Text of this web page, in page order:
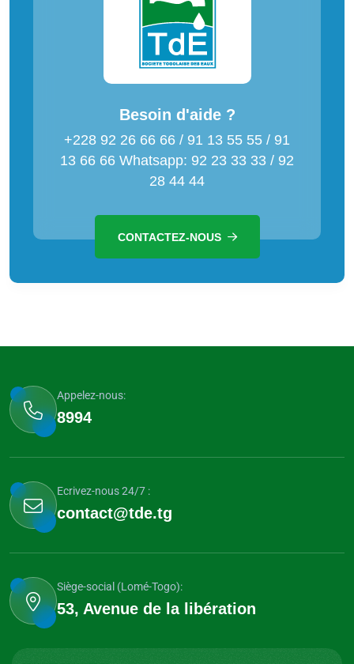
Besoin d'aide ?
+228 92 26 66 66 / 91 13 55 55 / 91
13 66 66 Whatsapp: 92 23 33 33 / 92
28 44 44
CONTACTEZ-NOUS
Appelez-nous:
8994
Ecrivez-nous 24/7 :
contact@tde.tg
Siège-social (Lomé-Togo):
53, Avenue de la libération